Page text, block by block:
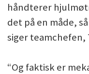
håndterer
det på en måde,
siger teamchefen,
“Og faktisk er